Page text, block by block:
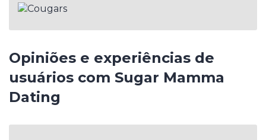
Opiniões e experiências de
usuários com Sugar Mamma
Dating